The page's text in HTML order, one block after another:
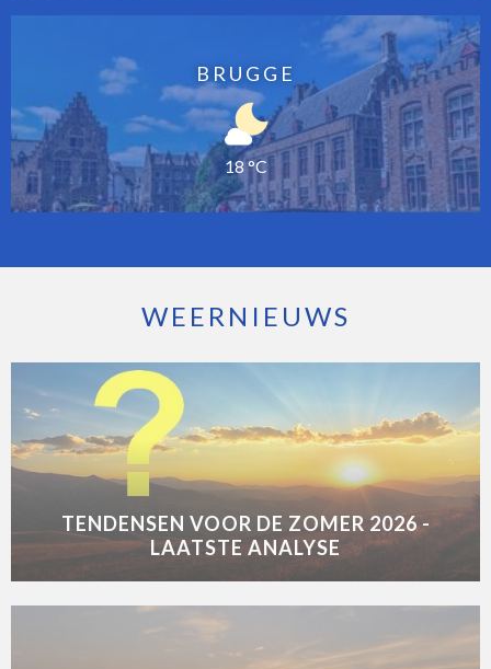
BRUGGE
18 °C
WEERNIEUWS
TENDENSEN VOOR DE ZOMER 2026 -
LAATSTE ANALYSE